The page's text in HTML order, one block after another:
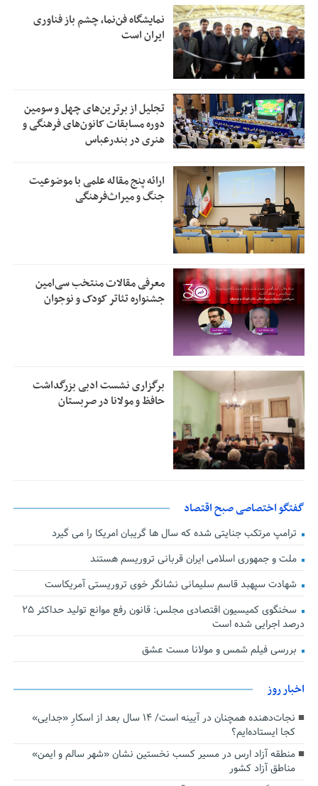
نمایشگاه فن‌نما، چشم باز فناوری
ایران است
تجلیل از بر‌ترین‌های چهل و سومین
دوره مسابقات کانون‌های فرهنگی و
هنری در بندرعباس
ارائه پنج مقاله علمی با موضوعیت
جنگ و میراث‌فرهنگی
معرفی مقالات منتخب سی‌امین
جشنواره تئاتر کودک و نوجوان
برگزاری نشست ادبی بزرگداشت
حافظ و مولانا در صربستان
گفتگو اختصاصی صبح اقتصاد
ترامپ مرتکب جنایتی شده که سال ها گریبان امریکا را می گیرد
ملت و جمهوری اسلامی ایران قربانی تروریسم هستند
شهادت سپهبد قاسم سلیمانی نشانگر خوی تروریستی آمریکاست
سخنگوی کمیسیون اقتصادی مجلس: قانون رفع موانع تولید حداکثر ۲۵
درصد اجرایی شده است
بررسی فیلم شمس و مولانا مست عشق
اخبار روز
نجات‌دهنده‌ همچنان در آیینه است/ ۱۴ سال بعد از اسکارِ «جدایی»
کجا ایستاده‌ایم؟
منطقه آزاد ارس در مسیر کسب نخستین نشان «شهر سالم و ایمن»
مناطق آزاد کشور